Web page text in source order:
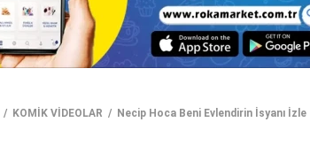
KOMİK VİDEOLAR Necip Hoca Beni Evlendirin İsyanı İzle